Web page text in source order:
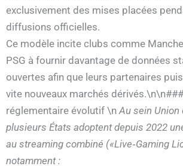
exclusivement des mises placées
diffusions officielles.
Ce modèle incite clubs comme
PSG à fournir davantage de données
ouvertes afin que leurs partenaires
vite nouveaux marchés
réglementaire évolutif \n Au sein Union
plusieurs États adoptent depuis 2022
au streaming combiné («Live‐Gaming
notamment :